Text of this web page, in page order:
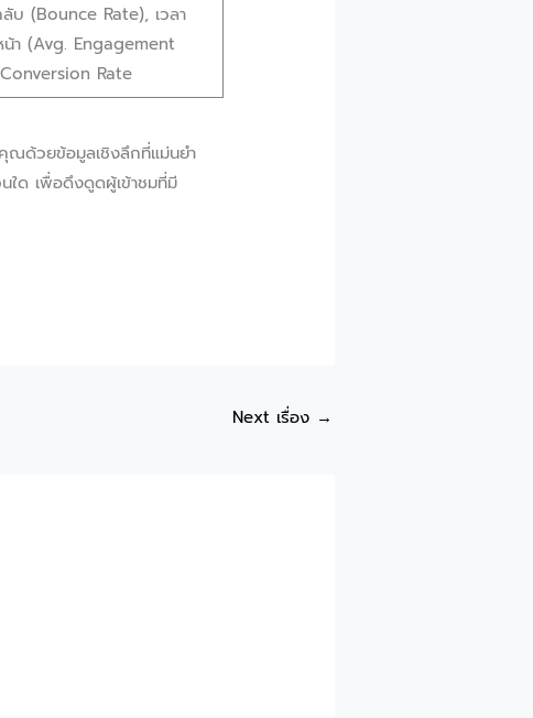
บ (Bounce Rate), เวลา
น้า (Avg. Engagement
Rate
ณด้วยข้อมูลเชิงลึกที่แม่นยำ
ใด เพื่อดึงดูดผู้เข้าชมที่มี
Next เรื่อง →